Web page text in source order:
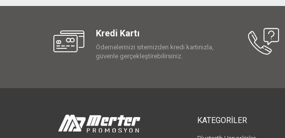
Kredi Kartı
Ödemelerinizi sitemizden kredi kartınızla,
güvenle gerçekleştirebilirsiniz.
KATEGORİLER